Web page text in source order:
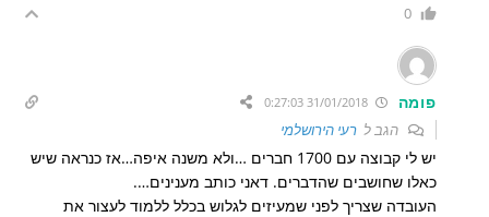
0
פומה 31/01/2018 0:27:03
הגב לרעי הירושלמי
יש לי קבוצה עם 1700 חברים …ולא משנה איפה…אז כנראה שיש
כאלו שחושבים שהדברים. דאני כותב מענינים….
העובדה שצריך לפני שמעיזים לגלוש בכלל ללמוד לעצור את